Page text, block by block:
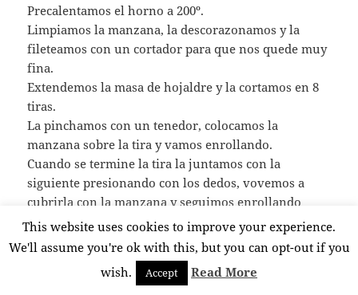
Precalentamos el horno a 200º.
Limpiamos la manzana, la descorazonamos y la
fileteamos con un cortador para que nos quede muy
fina.
Extendemos la masa de hojaldre y la cortamos en 8
tiras.
La pinchamos con un tenedor, colocamos la
manzana sobre la tira y vamos enrollando.
Cuando se termine la tira la juntamos con la
siguiente presionando con los dedos, vovemos a
cubrirla con la manzana y seguimos enrollando
hasta acabar con el hojaldre.
Forramos un recipiente que sea mayor que nuestro
rollo con papel de horno, echamos en el centro dos
cucharadas de azúcar y sobre ella colocamos nuestro
This website uses cookies to improve your experience.
We'll assume you're ok with this, but you can opt-out if you
wish.
Accept Read More